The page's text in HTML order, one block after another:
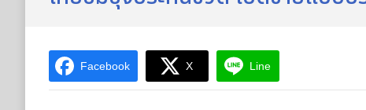
Facebook X Line